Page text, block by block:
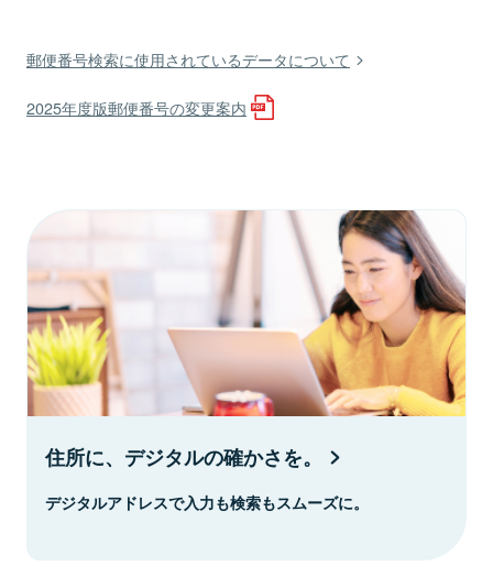
郵便番号検索に使用されているデータについて
2025年度版郵便番号の変更案内
住所に、デジタルの確かさを。
デジタルアドレスで入力も検索もスムーズに。